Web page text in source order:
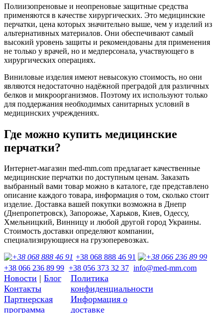
Полиизопреновые и неопреновые защитные средства
применяются в качестве хирургических. Это медицинские
перчатки, цена которых значительно выше, чем у изделий из
альтернативных материалов. Они обеспечивают самый
высокий уровень защиты и рекомендованы для применения
не только у врачей, но и медперсонала, участвующего в
хирургических операциях.
Виниловые изделия имеют невысокую стоимость, но они
являются недостаточно надёжной преградой для различных
белков и микроорганизмов. Поэтому их используют только
для поддержания необходимых санитарных условий в
медицинских учреждениях.
Где можно купить медицинские
перчатки?
Интернет-магазин med-mm.com предлагает качественные
медицинские перчатки по доступным ценам. Заказать
выбранный вами товар можно в каталоге, где представлено
описание каждого товара, информация о том, сколько стоит
изделие. Доставка вашей покупки возможна в Днепр
(Днепропетровск), Запорожье, Харьков, Киев, Одессу,
Хмельницкий, Винницу и любой другой город Украины.
Стоимость доставки определяют компании,
специализирующиеся на грузоперевозках.
+38 068 888 46 91
+38 066 236 89 99 +38 056 373 32 37 info@med-mm.com
Новости | Блог
Контакты
Партнерская
программа
Политика
конфиденциальности
Информация о
доставке